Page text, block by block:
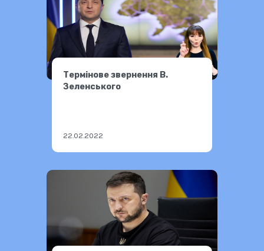
Термінове звернення В.
Зеленського
22.02.2022